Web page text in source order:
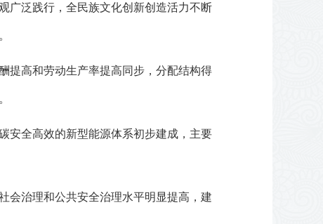
广泛践行，全民族文化创新创造活力不断
提高和劳动生产率提高同步，分配结构得
安全高效的新型能源体系初步建成，主要
治理和公共安全治理水平明显提高，建